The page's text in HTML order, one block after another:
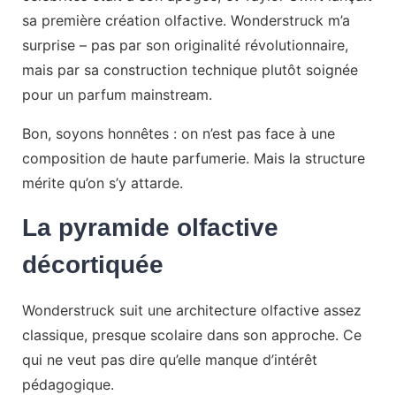
sa première création olfactive. Wonderstruck m’a
surprise – pas par son originalité révolutionnaire,
mais par sa construction technique plutôt soignée
pour un parfum mainstream.
Bon, soyons honnêtes : on n’est pas face à une
composition de haute parfumerie. Mais la structure
mérite qu’on s’y attarde.
La pyramide olfactive
décortiquée
Wonderstruck suit une architecture olfactive assez
classique, presque scolaire dans son approche. Ce
qui ne veut pas dire qu’elle manque d’intérêt
pédagogique.